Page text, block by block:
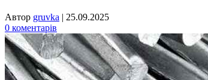
Автор gruvka | 25.09.2025
0 коментарів